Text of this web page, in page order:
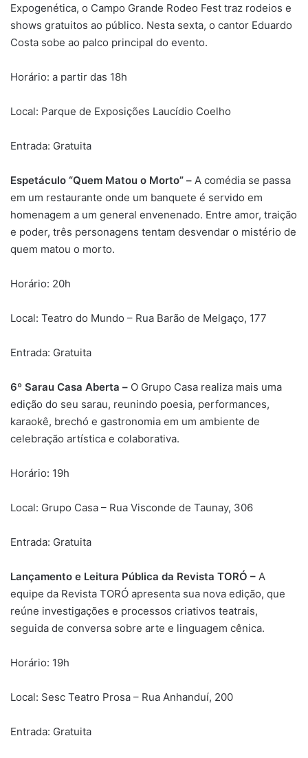
Expogenética, o Campo Grande Rodeo Fest traz rodeios e
shows gratuitos ao público. Nesta sexta, o cantor Eduardo
Costa sobe ao palco principal do evento.
Horário: a partir das 18h
Local: Parque de Exposições Laucídio Coelho
Entrada: Gratuita
Espetáculo “Quem Matou o Morto” – A comédia se passa
em um restaurante onde um banquete é servido em
homenagem a um general envenenado. Entre amor, traição
e poder, três personagens tentam desvendar o mistério de
quem matou o morto.
Horário: 20h
Local: Teatro do Mundo – Rua Barão de Melgaço, 177
Entrada: Gratuita
6º Sarau Casa Aberta – O Grupo Casa realiza mais uma
edição do seu sarau, reunindo poesia, performances,
karaokê, brechó e gastronomia em um ambiente de
celebração artística e colaborativa.
Horário: 19h
Local: Grupo Casa – Rua Visconde de Taunay, 306
Entrada: Gratuita
Lançamento e Leitura Pública da Revista TORÓ – A
equipe da Revista TORÓ apresenta sua nova edição, que
reúne investigações e processos criativos teatrais,
seguida de conversa sobre arte e linguagem cênica.
Horário: 19h
Local: Sesc Teatro Prosa – Rua Anhanduí, 200
Entrada: Gratuita